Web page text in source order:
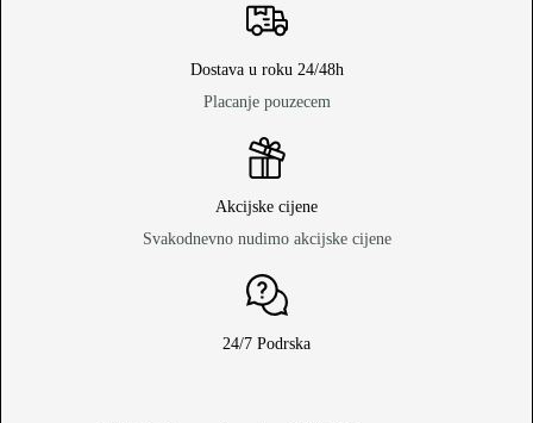
Dostava u roku 24/48h
Placanje pouzecem
Akcijske cijene
Svakodnevno nudimo akcijske cijene
24/7 Podrska